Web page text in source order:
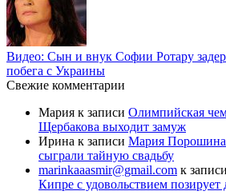
Видео: Сын и внук Софии Ротару
побега с Украины
Свежие комментарии
Мария к записи Олимпийская
Щербакова выходит замуж
Ирина к записи Мария Порошина
сыграли тайную свадьбу
marinkaaasmir@gmail.com к записи
Кипре с удовольствием позирует